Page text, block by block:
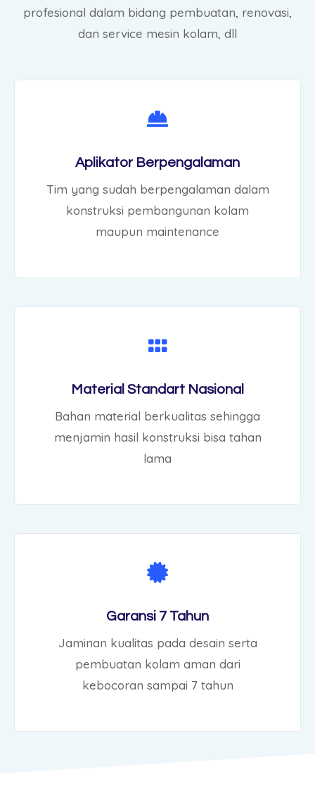
profesional dalam bidang pembuatan, renovasi,
dan service mesin kolam, dll
Aplikator Berpengalaman
Tim yang sudah berpengalaman dalam
konstruksi pembangunan kolam
maupun maintenance
​Material Standart Nasional
Bahan material berkualitas sehingga
menjamin hasil konstruksi bisa tahan
lama
Garansi 7 Tahun
Jaminan kualitas pada desain serta
pembuatan kolam aman dari
kebocoran sampai 7 tahun